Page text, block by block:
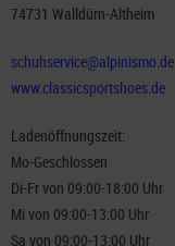
74731 Walldürn-Altheim
schuhservice@alpinismo.de
www.classicsportshoes.de
Ladenöffnungszeit:
Mo-Geschlossen
Di-Fr von 09:00-18:00 Uhr
Mi von 09:00-13:00 Uhr
Sa von 09:00-13:00 Uhr